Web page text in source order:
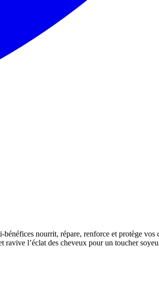
nourrit, répare, renforce et protège vos
ravive l’éclat des cheveux pour un toucher